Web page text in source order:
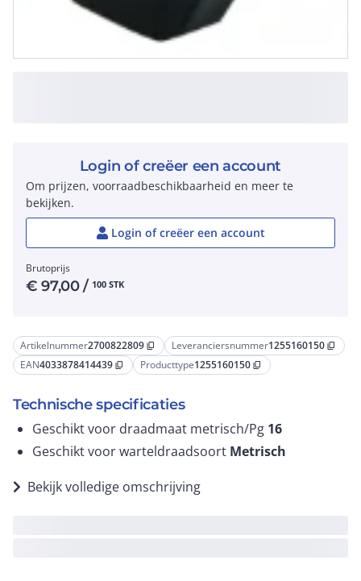
Artikelnummer2700822809 content_copy Leveranciersnummer1255160150 content_copy
EAN4033878414439 content_copy Producttype1255160150 content_copy
Technische specificaties
Geschikt voor draadmaat metrisch/Pg 16
Geschikt voor warteldraadsoort Metrisch
Bekijk volledige omschrijving
Login of creëer een account
Om prijzen, voorraadbeschikbaarheid en meer te
bekijken.
Login of creëer een account
Brutoprijs
€97,00/ 100 STK